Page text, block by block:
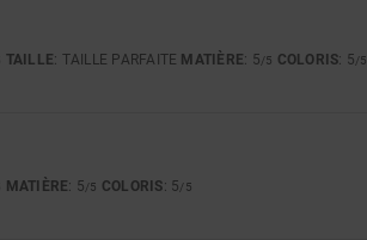
TAILLE: TAILLE PARFAITE MATIÈRE: 5/5 COLORIS: 5/5
MATIÈRE: 5/5 COLORIS: 5/5